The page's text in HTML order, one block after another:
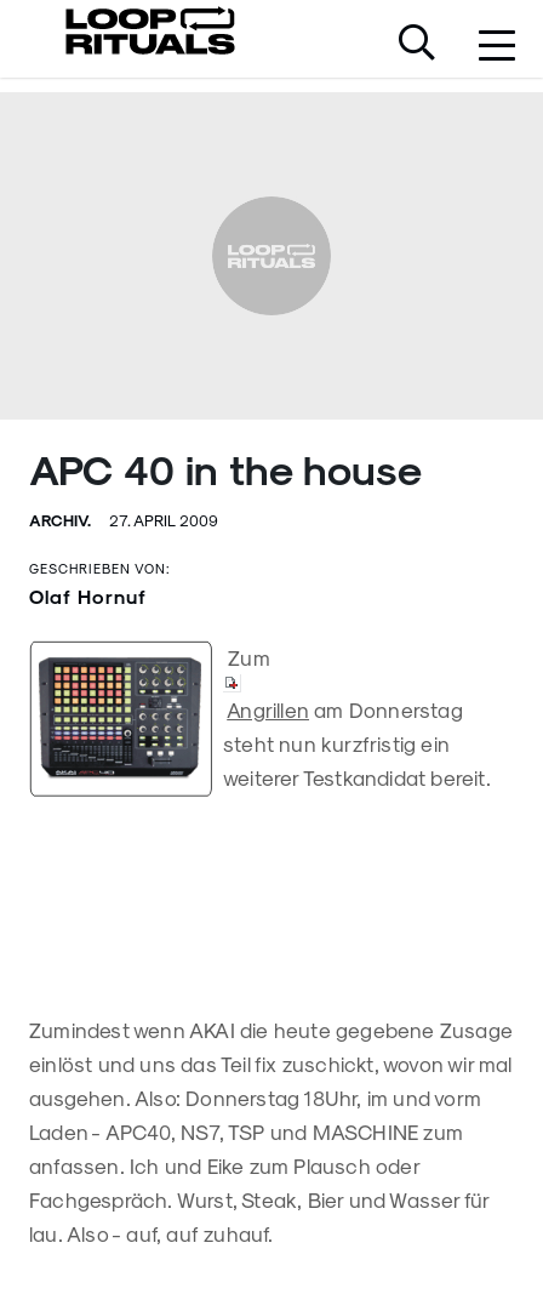
APC 40 in the house
ARCHIV. 27. APRIL 2009
GESCHRIEBEN VON:
Olaf Hornuf
Zum
Angrillen am Donnerstag
steht nun kurzfristig ein
weiterer Testkandidat bereit.
Zumindest wenn AKAI die heute gegebene Zusage
einlöst und uns das Teil fix zuschickt, wovon wir mal
ausgehen. Also: Donnerstag 18Uhr, im und vorm
Laden - APC40, NS7, TSP und MASCHINE zum
anfassen. Ich und Eike zum Plausch oder
Fachgespräch. Wurst, Steak, Bier und Wasser für
lau. Also - auf, auf zuhauf.